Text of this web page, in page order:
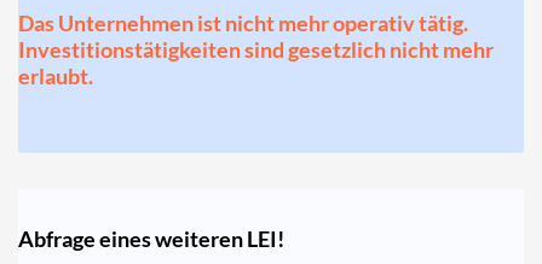
Das Unternehmen ist nicht mehr operativ tätig.
Investitionstätigkeiten sind gesetzlich nicht mehr
erlaubt.
Abfrage eines weiteren LEI!